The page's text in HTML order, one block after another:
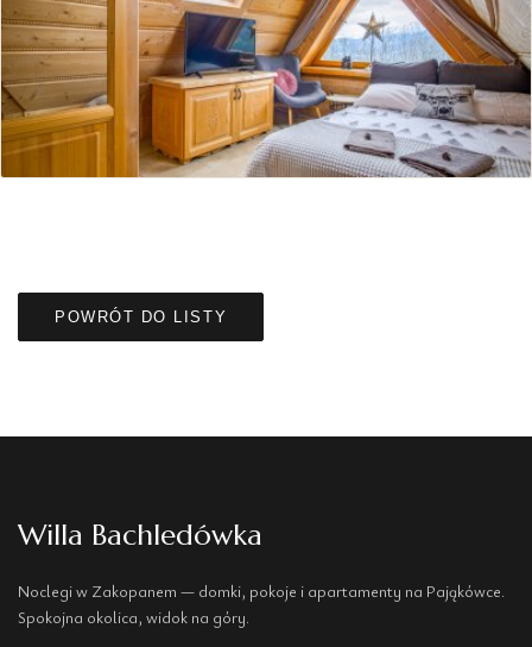
POWRÓT DO LISTY
Willa Bachledówka
Noclegi w Zakopanem — domki, pokoje i apartamenty na Pająkówce.
Spokojna okolica, widok na góry.